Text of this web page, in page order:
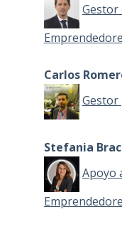
Gestor
Carlos
Gestor
Stefania
Apoyo